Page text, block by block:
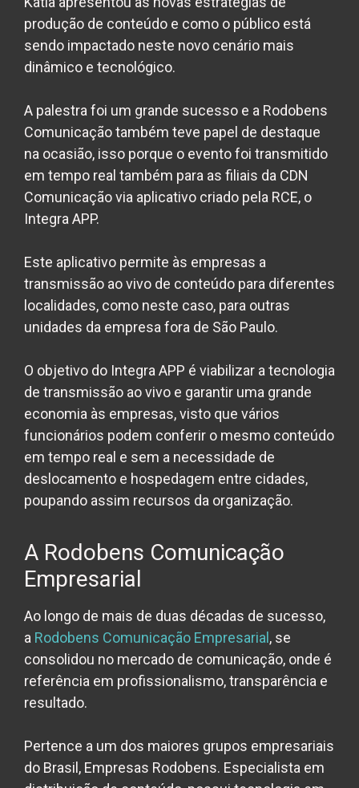
produção de conteúdo e como o público está
sendo impactado neste novo cenário mais
dinâmico e tecnológico.
A palestra foi um grande sucesso e a Rodobens
Comunicação também teve papel de destaque
na ocasião, isso porque o evento foi transmitido
em tempo real também para as filiais da CDN
Comunicação via aplicativo criado pela RCE, o
Integra APP.
Este aplicativo permite às empresas a
transmissão ao vivo de conteúdo para diferentes
localidades, como neste caso, para outras
unidades da empresa fora de São Paulo.
O objetivo do Integra APP é viabilizar a tecnologia
de transmissão ao vivo e garantir uma grande
economia às empresas, visto que vários
funcionários podem conferir o mesmo conteúdo
em tempo real e sem a necessidade de
deslocamento e hospedagem entre cidades,
poupando assim recursos da organização.
A Rodobens Comunicação
Empresarial
Ao longo de mais de duas décadas de sucesso,
a Rodobens Comunicação Empresarial , se
consolidou no mercado de comunicação, onde é
referência em profissionalismo, transparência e
resultado.
Pertence a um dos maiores grupos empresariais
do Brasil, Empresas Rodobens. Especialista em